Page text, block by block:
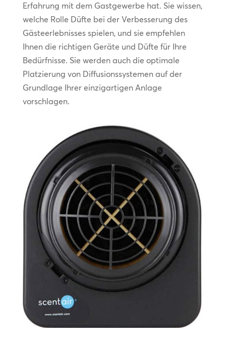
Erfahrung mit dem Gastgewerbe hat. Sie wissen,
welche Rolle Düfte bei der Verbesserung des
Gästeerlebnisses spielen, und sie empfehlen
Ihnen die richtigen Geräte und Düfte für Ihre
Bedürfnisse. Sie werden auch die optimale
Platzierung von Diffusionssystemen auf der
Grundlage Ihrer einzigartigen Anlage
vorschlagen.